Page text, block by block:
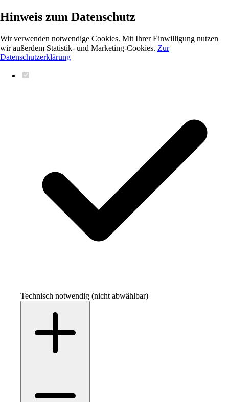
Hinweis zum Datenschutz
Wir verwenden notwendige Cookies. Mit Ihrer Einwilligung nutzen
wir außerdem Statistik- und Marketing-Cookies. Zur
Datenschutzerklärung
Technisch notwendig (nicht abwählbar)